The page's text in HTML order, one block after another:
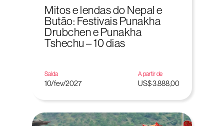
Mitos e lendas do Nepal e
Butão: Festivais Punakha
Drubchen e Punakha
Tshechu – 10 dias
Saída
10/fev/2027
A partir de
US$ 3.888,00